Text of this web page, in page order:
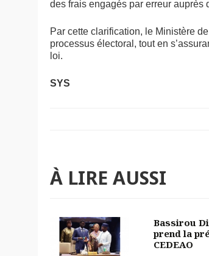
des frais engagés par erreur auprès
Par cette clarification, le Ministère
processus électoral, tout en
loi.
SYS
À LIRE AUSSI
Bassirou
prend la
CEDEAO